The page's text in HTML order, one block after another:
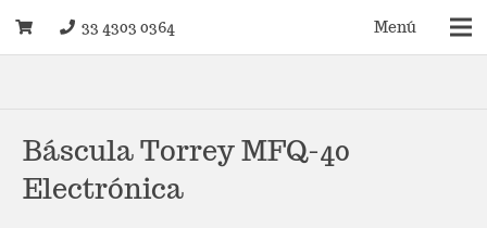
33 4303 0364 Menú
Báscula Torrey MFQ-40
Electrónica